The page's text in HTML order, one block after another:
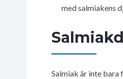
med salmiakens
Salmiak är inte